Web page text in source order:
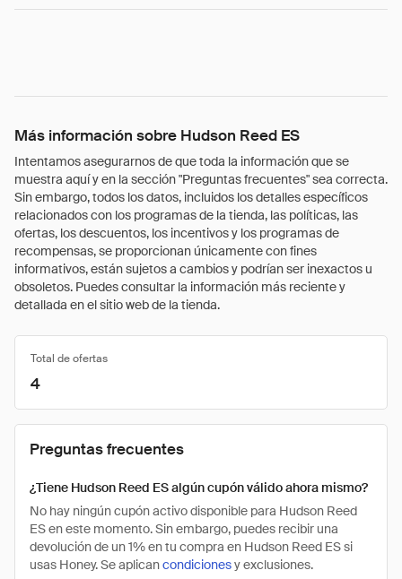
Más información sobre Hudson Reed ES
Intentamos asegurarnos de que toda la información que se
muestra aquí y en la sección "Preguntas frecuentes" sea correcta.
Sin embargo, todos los datos, incluidos los detalles específicos
relacionados con los programas de la tienda, las políticas, las
ofertas, los descuentos, los incentivos y los programas de
recompensas, se proporcionan únicamente con fines
informativos, están sujetos a cambios y podrían ser inexactos u
obsoletos. Puedes consultar la información más reciente y
detallada en el sitio web de la tienda.
Total de ofertas
4
Preguntas frecuentes
¿Tiene Hudson Reed ES algún cupón válido ahora mismo?
No hay ningún cupón activo disponible para Hudson Reed
ES en este momento. Sin embargo, puedes recibir una
devolución de un 1% en tu compra en Hudson Reed ES si
usas Honey. Se aplicancondicionesy exclusiones.